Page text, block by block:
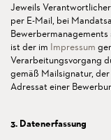
Jeweils
per E-Mail, bei
ist der im Impressum
Verarbeitungsvorgang
gemäß Mailsignatur,
Adressat einer
3. Datenerfassung